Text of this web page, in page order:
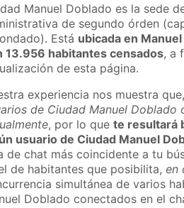
Manuel Doblado es la sede
de segundo órden
Está ubicada en
13.956 habitantes censados, a
de esta página.
experiencia nos muestra
de Ciudad Manuel Doblado
, por lo quete resultará
usuario de Ciudad Manuel
de chat más coincidente a tu
de habitantes que posibilita,en
simultánea de varios
Doblado conectados en el